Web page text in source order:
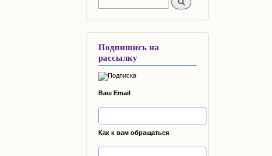
Подпишись на
рассылку
Ваш Email
Как к вам обращаться